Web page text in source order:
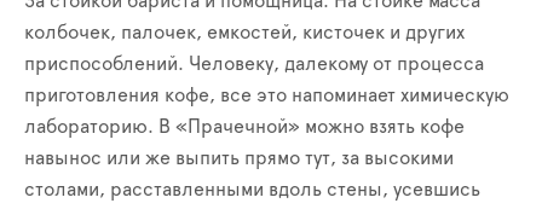
колбочек, палочек, емкостей, кисточек и других
приспособлений. Человеку, далекому от процесса
приготовления кофе, все это напоминает химическую
лабораторию. В «Прачечной» можно взять кофе
навынос или же выпить прямо тут, за высокими
столами, расставленными вдоль стены, усевшись